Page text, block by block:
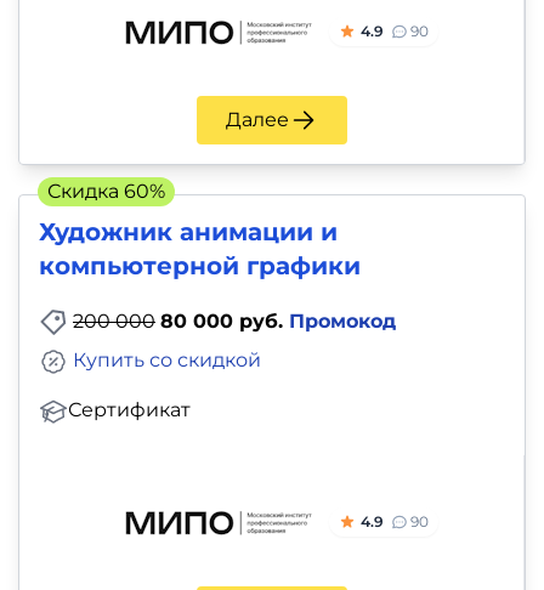
4.9 90
Далее
Художник анимации и
компьютерной графики
200 000 80 000 руб. Промокод
Сертификат
Купить со скидкой
4.9 90
Скидка 60%
здоровье,
Психология
и
саморазвитие
Прочее
Репетиторы
Тесты